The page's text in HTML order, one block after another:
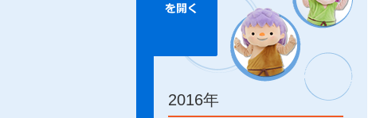
2016年